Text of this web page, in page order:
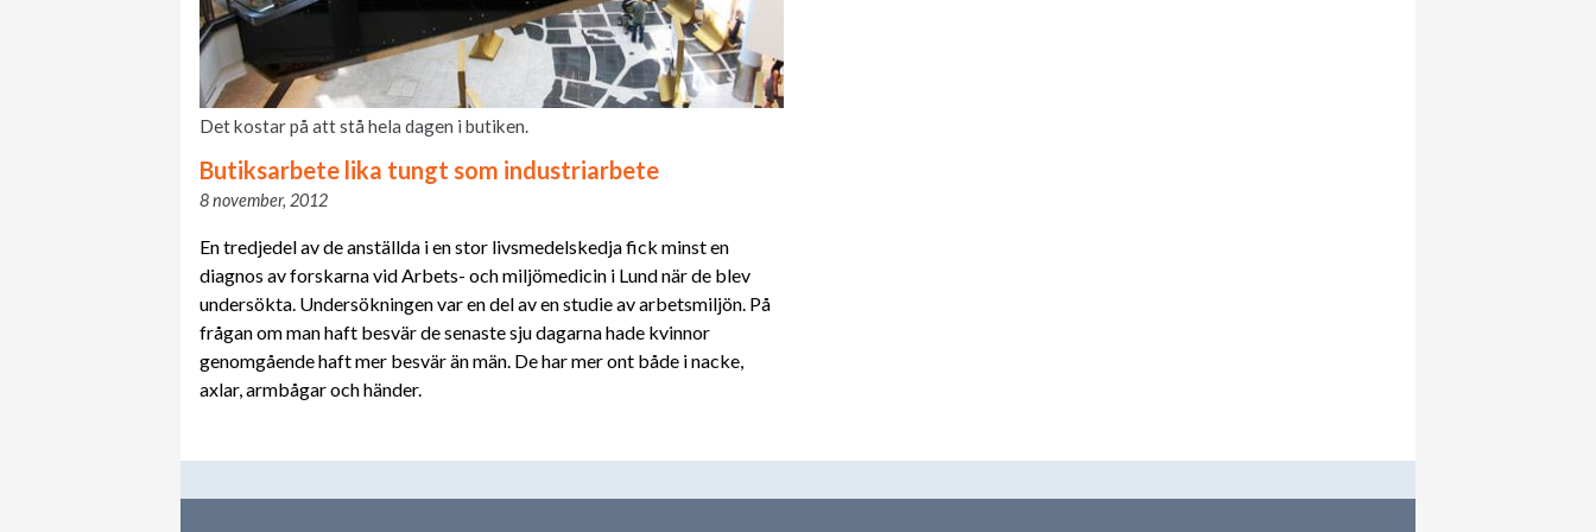
Det kostar på att stå hela dagen i butiken.
Butiksarbete lika tungt som industriarbete
8 november, 2012
En tredjedel av de anställda i en stor livsmedelskedja fick minst en
diagnos av forskarna vid Arbets- och miljömedicin i Lund när de blev
undersökta. Undersökningen var en del av en studie av arbetsmiljön. På
frågan om man haft besvär de senaste sju dagarna hade kvinnor
genomgående haft mer besvär än män. De har mer ont både i nacke,
axlar, armbågar och händer.